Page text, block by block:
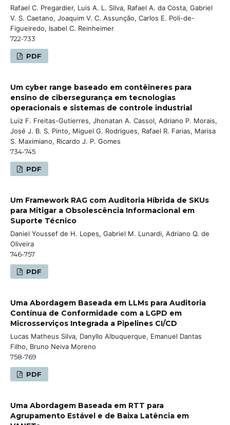
Rafael C. Pregardier, Luis A. L. Silva, Rafael A. da Costa, Gabriel
V. S. Caetano, Joaquim V. C. Assunção, Carlos E. Poli-de-
Figueiredo, Isabel C. Reinheimer
722-733
PDF
Um cyber range baseado em contêineres para
ensino de cibersegurança em tecnologias
operacionais e sistemas de controle industrial
Luiz F. Freitas-Gutierres, Jhonatan A. Cassol, Adriano P. Morais,
José J. B. S. Pinto, Miguel G. Rodrigues, Rafael R. Farias, Marisa
S. Maximiano, Ricardo J. P. Gomes
734-745
PDF
Um Framework RAG com Auditoria Híbrida de SKUs
para Mitigar a Obsolescência Informacional em
Suporte Técnico
Daniel Youssef de H. Lopes, Gabriel M. Lunardi, Adriano Q. de
Oliveira
746-757
PDF
Uma Abordagem Baseada em LLMs para Auditoria
Contínua de Conformidade com a LGPD em
Microsserviços Integrada a Pipelines CI/CD
Lucas Matheus Silva, Danyllo Albuquerque, Emanuel Dantas
Filho, Bruno Neiva Moreno
758-769
PDF
Uma Abordagem Baseada em RTT para
Agrupamento Estável e de Baixa Latência em